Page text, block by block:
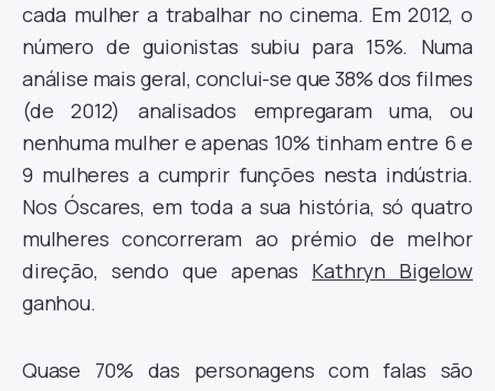
cada mulher a trabalhar no cinema. Em 2012, o
número de guionistas subiu para 15%. Numa
análise mais geral, conclui-se que 38% dos filmes
(de 2012) analisados empregaram uma, ou
nenhuma mulher e apenas 10% tinham entre 6 e
9 mulheres a cumprir funções nesta indústria.
Nos Óscares, em toda a sua história, só quatro
mulheres concorreram ao prémio de melhor
direção, sendo que apenas Kathryn Bigelow
ganhou.
Quase 70% das personagens com falas são